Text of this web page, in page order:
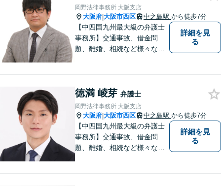
岡野法律事務所 大阪支店
大阪府|大阪市西区 中之島駅 から徒歩7分
【中四国九州最大級の弁護士
事務所】交通事故、借金問
題、離婚、相続など様々な問
い！
詳細を見
る
徳満 崚芽 弁護士
岡野法律事務所 大阪支店
大阪府|大阪市西区 中之島駅 から徒歩7分
【中四国九州最大級の弁護士
事務所】交通事故、借金問
題、離婚、相続など様々な問
詳細を見
る